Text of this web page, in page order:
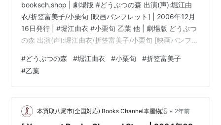
英雄伝説 閃の軌跡/英雄伝説 閃の軌跡 II（アリサ・ラ
インフォルト）
神撃のバハムート（ティナ）
特撮
烈車戦隊トッキュウジャー（ワゴンの声）
ラジオ
booksch.shop | 劇場版 #どうぶつの森 出演(声):堀江由
衣/折笠富美子/小栗旬 [映画パンフレット] | 2006年12月
16日発行 | #堀江由衣 #小栗旬 乙葉 他 | 劇場版 どうぶつ
の森 出演(声):堀江由衣/折笠富美子/小栗旬 [映画パンフレ
古書「良」。[映画パンフレット][※発行所:東宝]
[※EAN:4988104036391][※2006年12月16日発行][※数ペ
ージ折れ有][※経年多少劣化有][※表紙折れ・経年…
#どうぶつの森 #堀江由衣 #小栗旬 #折笠富美子
#乙葉
本買取八尾市(全国対応) Books Channel本屋物語 • 2年前